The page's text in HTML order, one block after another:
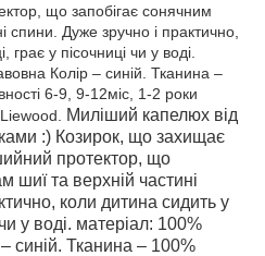
що запобігає сонячним
спини. Дуже зручно і практично,
у пісочниці чи у воді.
Колір – синій. Тканина –
6-9, 9-12міс, 1-2 роки
Миліший капелюх від
:) Козирок, що захищає
протектор, що
шиї та верхній частині
коли дитина сидить у
у воді. матеріал: 100%
синій. Тканина – 100%